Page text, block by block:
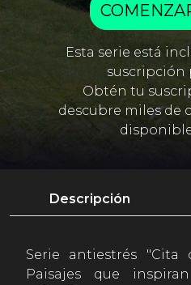
Esta serie está
suscripción
Obtén tu
descubre miles de
Descripción
Serie antiestrés "Cita
Paisajes que